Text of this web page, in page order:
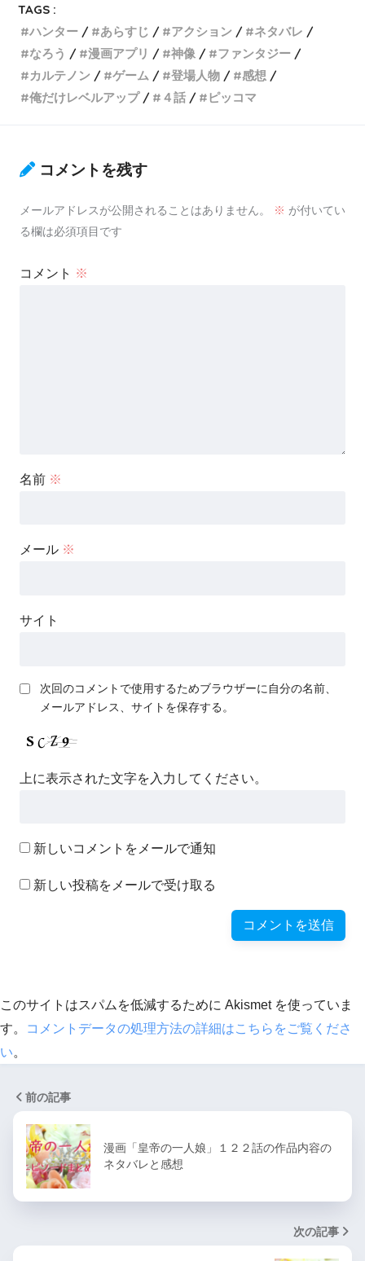
TAGS :
ハンター
あらすじ アクション
ネタバレ
なろう
漫画アプリ 神像
ファンタジー
カルテノン
ゲーム 登場人物
感想
俺だけレベルアップ
４話 ピッコマ
コメントを残す
メールアドレスが公開されることはありません。 ※ が付いてい
る欄は必須項目です
コメント ※
名前 ※
メール ※
サイト
次回のコメントで使用するためブラウザーに自分の名前、
メールアドレス、サイトを保存する。
上に表示された文字を入力してください。
新しいコメントをメールで通知
新しい投稿をメールで受け取る
このサイトはスパムを低減するために Akismet を使っていま
す。
コメントデータの処理方法の詳細はこちらをご覧くださ
い。
前の記事
漫画「皇帝の一人娘」１２２話の作品内容の
ネタバレと感想
次の記事